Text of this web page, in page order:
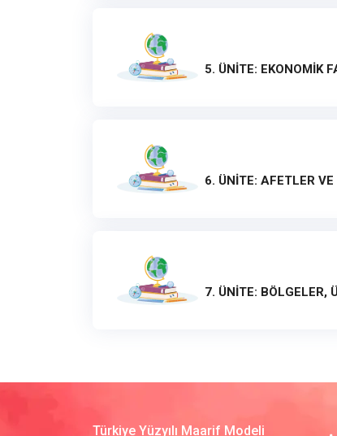
5. ÜNİTE: EKONOMİK
6. ÜNİTE: AFETLER VE
7. ÜNİTE: BÖLGELER,
Türkiye Yüzyılı Maarif Modeli